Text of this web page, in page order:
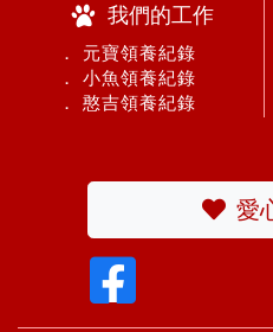
我們的工作
． 元寶領養紀錄
． 小魚領養紀錄
． 憨吉領養紀錄
愛